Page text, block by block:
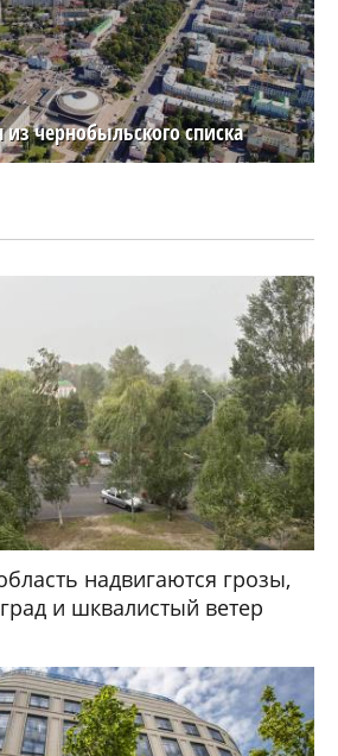
чернобыльского списка
надвигаются грозы,
и шквалистый ветер